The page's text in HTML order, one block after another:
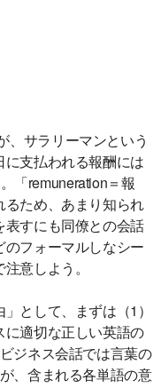
、サラリーマンという
支払われる報酬には
「remuneration＝報
ため、あまり知られ
すにも同僚との会話
フォーマルしなシー
意しよう。
として、まずは（1）
適切な正しい英語の
ジネス会話では言葉の
、含まれる各単語の意